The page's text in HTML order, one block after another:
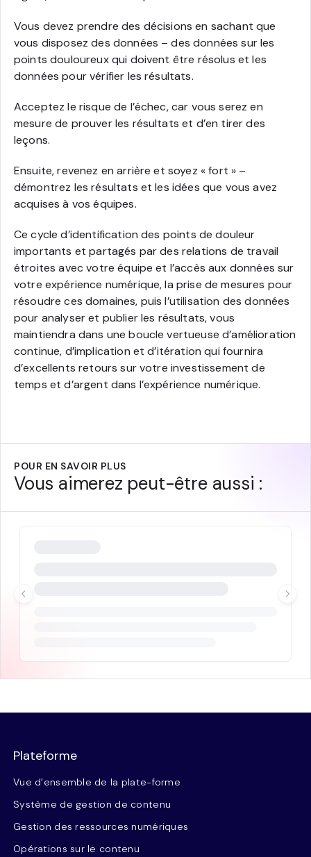
Vous devez prendre des décisions en sachant que
vous disposez des données – des données sur les
points douloureux qui doivent être résolus et les
données pour vérifier les résultats.
Acceptez le risque de l’échec, car vous serez en
mesure de prouver les résultats et d’en tirer des
leçons.
Ensuite, revenez en arrière et soyez « fort » –
démontrez les résultats et les idées que vous avez
acquises à vos équipes.
Ce cycle d’identification des points de douleur
importants et partagés par des relations de travail
étroites avec votre équipe et l’accès aux données sur
votre expérience numérique, la prise de mesures pour
résoudre ces domaines, puis l’utilisation des données
pour analyser et publier les résultats, vous
maintiendra dans une boucle vertueuse d’amélioration
continue, d’implication et d’itération qui fournira
d’excellents retours sur votre investissement de
temps et d’argent dans l’expérience numérique.
POUR EN SAVOIR PLUS
Vous aimerez peut-être aussi :
Plateforme
Vue d’ensemble de la plate-forme
Système de gestion de contenu
Gestion des ressources numériques
Opérations sur le contenu